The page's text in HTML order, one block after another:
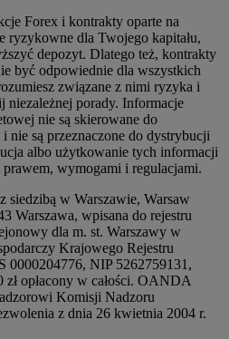
Forex i kontrakty oparte na
ryzykowne dla Twojego kapitału,
depozyt. Dlatego też, kontrakty
być odpowiednie dla wszystkich
związane z nimi ryzyka i
niezależnej porady. Informacje
nie są skierowane do
nie są przeznaczone do dystrybucji
albo użytkowanie tych informacji
wymogami i regulacjami.
w Warszawie, Warsaw
Warszawa, wpisana do rejestru
dla m. st. Warszawy w
Krajowego Rejestru
0000204776, NIP 5262759131,
zł opłacony w całości. OANDA
Komisji Nadzoru
z dnia 26 kwietnia 2004 r.